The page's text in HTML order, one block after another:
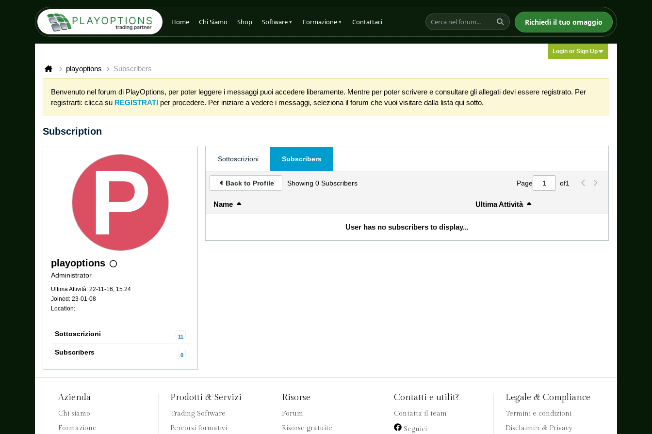
Home Chi Siamo Shop Software ▼ Formazione ▼ Contattaci Richiedi il tuo omaggio
Login or Sign Up
playoptions Subscribers
Benvenuto nel forum di PlayOptions, per poter leggere i messaggi puoi accedere liberamente. Mentre per poter scrivere e consultare gli allegati devi essere registrato. Per
registrarti: clicca su REGISTRATI per procedere. Per iniziare a vedere i messaggi, seleziona il forum che vuoi visitare dalla lista qui sotto.
Subscription
playoptions
Administrator
Ultima Attività: 22-11-16, 15:24
Joined: 23-01-08
Location:
Sottoscrizioni 11
Subscribers 0
Sottoscrizioni Subscribers
Back to Profile Showing 0 Subscribers Page of1
Name Ultima Attività
User has no subscribers to display...
Azienda
Chi siamo
Formazione
Prodotti & Servizi
Trading Software
Percorsi formativi
Risorse
Forum
Risorse gratuite
Contatti e utilit?
Contatta il team
Seguici
Legale & Compliance
Termini e condizioni
Disclaimer & Privacy